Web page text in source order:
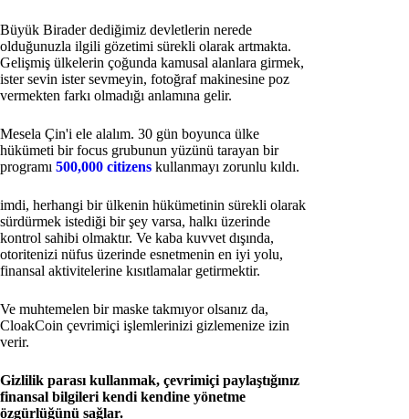
Büyük Birader dediğimiz devletlerin nerede
olduğunuzla ilgili gözetimi sürekli olarak artmakta.
Gelişmiş ülkelerin çoğunda kamusal alanlara girmek,
ister sevin ister sevmeyin, fotoğraf makinesine poz
vermekten farkı olmadığı anlamına gelir.
Mesela Çin'i ele alalım. 30 gün boyunca ülke
hükümeti bir focus grubunun yüzünü tarayan bir
programı 500,000 citizens kullanmayı zorunlu kıldı.
imdi, herhangi bir ülkenin hükümetinin sürekli olarak
sürdürmek istediği bir şey varsa, halkı üzerinde
kontrol sahibi olmaktır. Ve kaba kuvvet dışında,
otoritenizi nüfus üzerinde esnetmenin en iyi yolu,
finansal aktivitelerine kısıtlamalar getirmektir.
Ve muhtemelen bir maske takmıyor olsanız da,
CloakCoin çevrimiçi işlemlerinizi gizlemenize izin
verir.
Gizlilik parası kullanmak, çevrimiçi paylaştığınız
finansal bilgileri kendi kendine yönetme
özgürlüğünü sağlar.